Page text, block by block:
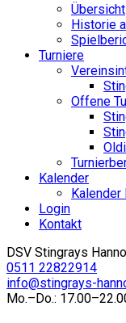
Übersicht
Historie
Turniere
Offene
Kalender
Kalender
Login
Kontakt
DSV Stingrays
0511 22822914
info@stingrays-
Mo.–Do.: